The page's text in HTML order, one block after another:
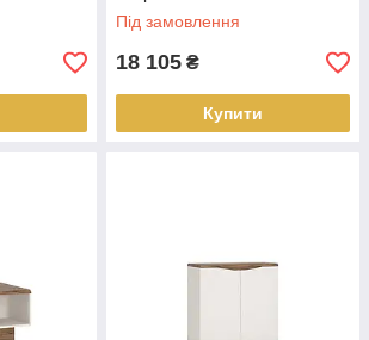
Під замовлення
18 105 ₴
Купити